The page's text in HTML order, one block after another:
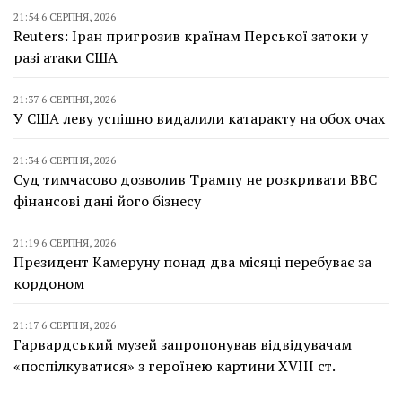
21:54 6 СЕРПНЯ, 2026
Reuters: Іран пригрозив країнам Перської затоки у
разі атаки США
21:37 6 СЕРПНЯ, 2026
У США леву успішно видалили катаракту на обох очах
21:34 6 СЕРПНЯ, 2026
Суд тимчасово дозволив Трампу не розкривати BBC
фінансові дані його бізнесу
21:19 6 СЕРПНЯ, 2026
Президент Камеруну понад два місяці перебуває за
кордоном
21:17 6 СЕРПНЯ, 2026
Гарвардський музей запропонував відвідувачам
«поспілкуватися» з героїнею картини XVIII ст.